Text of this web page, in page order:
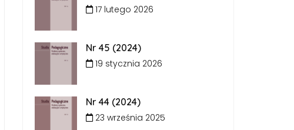
17 lutego 2026
Nr 45 (2024)
19 stycznia 2026
Nr 44 (2024)
23 września 2025